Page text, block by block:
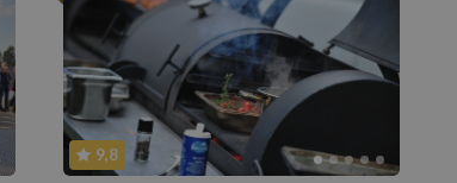
9,8